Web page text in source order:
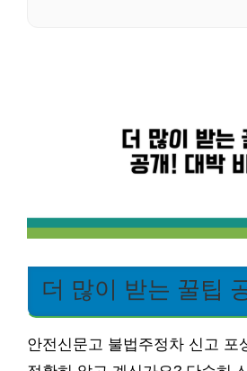
더 많이 받는 꿀팁
안전신문고 불법주정차 신고 포